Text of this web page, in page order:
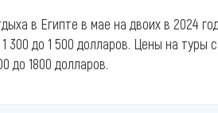
в Египте в мае на двоих в 2024
300 до 1 500 долларов. Цены на
до 1800 долларов.